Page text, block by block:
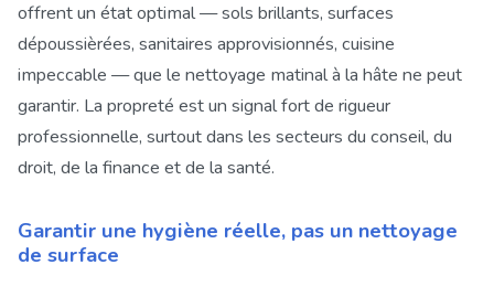
offrent un état optimal — sols brillants, surfaces
dépoussièrées, sanitaires approvisionnés, cuisine
impeccable — que le nettoyage matinal à la hâte ne peut
garantir. La propreté est un signal fort de rigueur
professionnelle, surtout dans les secteurs du conseil, du
droit, de la finance et de la santé.
Garantir une hygiène réelle, pas un nettoyage
de surface